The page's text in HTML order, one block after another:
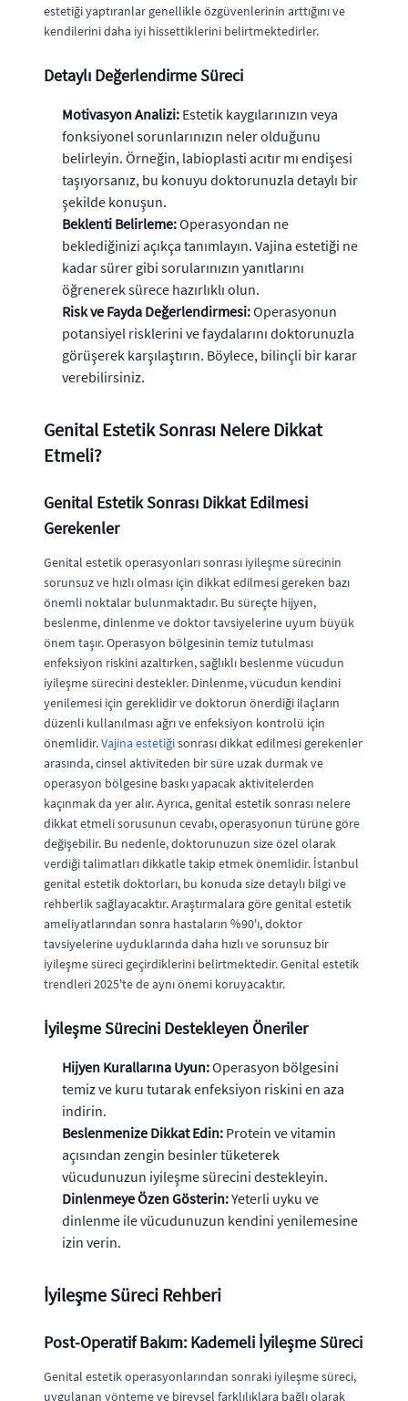
estetiği yaptıranlar genellikle özgüvenlerinin arttığını ve
kendilerini daha iyi hissettiklerini belirtmektedirler.
Detaylı Değerlendirme Süreci
Motivasyon Analizi: Estetik kaygılarınızın veya
fonksiyonel sorunlarınızın neler olduğunu
belirleyin. Örneğin, labioplasti acıtır mı endişesi
taşıyorsanız, bu konuyu doktorunuzla detaylı bir
şekilde konuşun.
Beklenti Belirleme:Operasyondan ne
beklediğinizi açıkça tanımlayın. Vajina estetiği ne
kadar sürer gibi sorularınızın yanıtlarını
öğrenerek sürece hazırlıklı olun.
Risk ve Fayda Değerlendirmesi:Operasyonun
potansiyel risklerini ve faydalarını doktorunuzla
görüşerek karşılaştırın. Böylece, bilinçli bir karar
verebilirsiniz.
Genital Estetik Sonrası Nelere Dikkat
Etmeli?
Genital Estetik Sonrası Dikkat Edilmesi
Gerekenler
Genital estetik operasyonları sonrası iyileşme sürecinin
sorunsuz ve hızlı olması için dikkat edilmesi gereken bazı
önemli noktalar bulunmaktadır. Bu süreçte hijyen,
beslenme, dinlenme ve doktor tavsiyelerine uyum büyük
önem taşır. Operasyon bölgesinin temiz tutulması
enfeksiyon riskini azaltırken, sağlıklı beslenme vücudun
iyileşme sürecini destekler. Dinlenme, vücudun kendini
yenilemesi için gereklidir ve doktorun önerdiği ilaçların
düzenli kullanılması ağrı ve enfeksiyon kontrolü için
önemlidir.Vajina estetiğisonrası dikkat edilmesi gerekenler
arasında, cinsel aktiviteden bir süre uzak durmak ve
operasyon bölgesine baskı yapacak aktivitelerden
kaçınmak da yer alır. Ayrıca, genital estetik sonrası nelere
dikkat etmeli sorusunun cevabı, operasyonun türüne göre
değişebilir. Bu nedenle, doktorunuzun size özel olarak
verdiği talimatları dikkatle takip etmek önemlidir. İstanbul
genital estetik doktorları, bu konuda size detaylı bilgi ve
rehberlik sağlayacaktır. Araştırmalara göre genital estetik
ameliyatlarından sonra hastaların %90'ı, doktor
tavsiyelerine uyduklarında daha hızlı ve sorunsuz bir
iyileşme süreci geçirdiklerini belirtmektedir. Genital estetik
trendleri 2025'te de aynı önemi koruyacaktır.
İyileşme Sürecini Destekleyen Öneriler
Hijyen Kurallarına Uyun:Operasyon bölgesini
temiz ve kuru tutarak enfeksiyon riskini en aza
indirin.
Beslenmenize Dikkat Edin: Protein ve vitamin
açısından zengin besinler tüketerek
vücudunuzun iyileşme sürecini destekleyin.
Dinlenmeye Özen Gösterin:Yeterli uyku ve
dinlenme ile vücudunuzun kendini yenilemesine
izin verin.
İyileşme Süreci Rehberi
Post-Operatif Bakım: Kademeli İyileşme Süreci
Genital estetik operasyonlarından sonraki iyileşme süreci,
uygulanan yönteme ve bireysel farklılıklara bağlı olarak